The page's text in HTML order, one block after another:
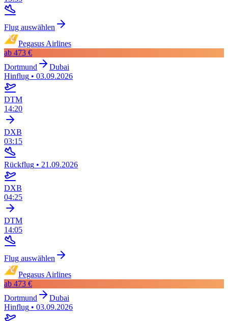
Flug auswählen
Pegasus Airlines
ab 473 €
Dortmund
Dubai
Hinflug • 03.09.2026
DTM
14:20
DXB
03:15
Rückflug • 21.09.2026
DXB
04:25
DTM
14:05
Flug auswählen
Pegasus Airlines
ab 473 €
Dortmund
Dubai
Hinflug • 03.09.2026